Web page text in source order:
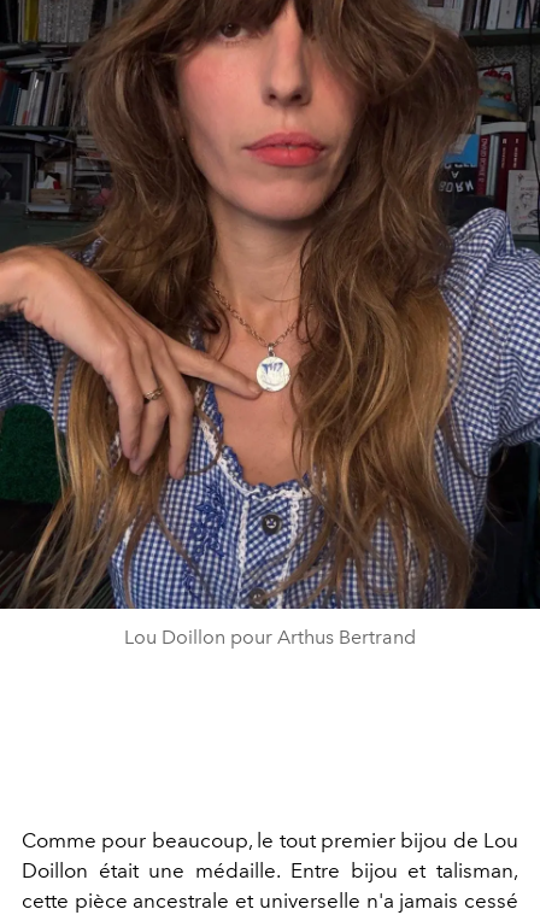
Lou Doillon pour Arthus Bertrand
Comme pour beaucoup, le tout premier bijou de Lou
Doillon était une médaille. Entre bijou et talisman,
cette pièce ancestrale et universelle n'a jamais cessé